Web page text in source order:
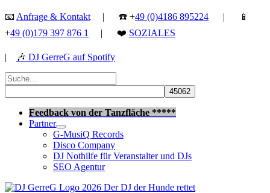
Zum
springen
📧 Anfrage & Kontakt | ☎️ +49 (0)4186 895224 | 📱
+49 (0)179 397 876 1 | ❤️ SOZIALES
| 🎶 DJ GerreG auf Spotify
Suchen
nach:
Feedback von der Tanzfläche *****
Partner
G-MusiQ Records
Disco Company
DJ Nothilfe für Veranstalter und DJs
SEO Agentur